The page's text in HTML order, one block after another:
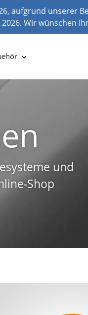
aufgrund unserer
Wir wünschen
und
Shop
hier